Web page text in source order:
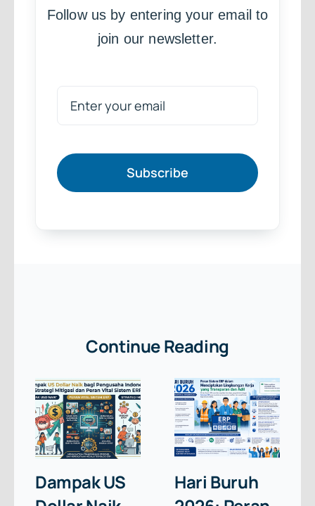
Follow us by entering your email to
join our newsletter.
Subscribe
Continue Reading
Dampak US
Hari Buruh